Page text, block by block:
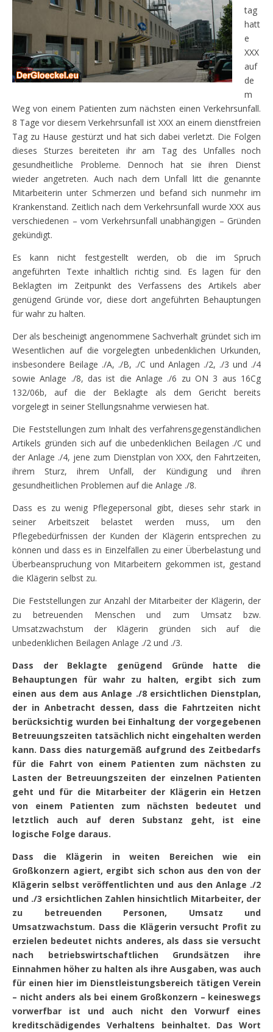
tag
hatt
e
XXX
auf
de
m
Weg von einem Patienten zum nächsten einen Verkehrsunfall.
8 Tage vor diesem Verkehrsunfall ist XXX an einem dienstfreien
Tag zu Hause gestürzt und hat sich dabei verletzt. Die Folgen
dieses Sturzes bereiteten ihr am Tag des Unfalles noch
gesundheitliche Probleme. Dennoch hat sie ihren Dienst
wieder angetreten. Auch nach dem Unfall litt die genannte
Mitarbeiterin unter Schmerzen und befand sich nunmehr im
Krankenstand. Zeitlich nach dem Verkehrsunfall wurde XXX aus
verschiedenen – vom Verkehrsunfall unabhängigen – Gründen
gekündigt.
Es kann nicht festgestellt werden, ob die im Spruch
angeführten Texte inhaltlich richtig sind. Es lagen für den
Beklagten im Zeitpunkt des Verfassens des Artikels aber
genügend Gründe vor, diese dort angeführten Behauptungen
für wahr zu halten.
Der als bescheinigt angenommene Sachverhalt gründet sich im
Wesentlichen auf die vorgelegten unbedenklichen Urkunden,
insbesondere Beilage ./A, ./B, ./C und Anlagen ./2, ./3 und ./4
sowie Anlage ./8, das ist die Anlage ./6 zu ON 3 aus 16Cg
132/06b, auf die der Beklagte als dem Gericht bereits
vorgelegt in seiner Stellungsnahme verwiesen hat.
Die Feststellungen zum Inhalt des verfahrensgegenständlichen
Artikels gründen sich auf die unbedenklichen Beilagen ./C und
der Anlage ./4, jene zum Dienstplan von XXX, den Fahrtzeiten,
ihrem Sturz, ihrem Unfall, der Kündigung und ihren
gesundheitlichen Problemen auf die Anlage ./8.
Dass es zu wenig Pflegepersonal gibt, dieses sehr stark in
seiner Arbeitszeit belastet werden muss, um den
Pflegebedürfnissen der Kunden der Klägerin entsprechen zu
können und dass es in Einzelfällen zu einer Überbelastung und
Überbeanspruchung von Mitarbeitern gekommen ist, gestand
die Klägerin selbst zu.
Die Feststellungen zur Anzahl der Mitarbeiter der Klägerin, der
zu betreuenden Menschen und zum Umsatz bzw.
Umsatzwachstum der Klägerin gründen sich auf die
unbedenklichen Beilagen Anlage ./2 und ./3.
Dass der Beklagte genügend Gründe hatte die
Behauptungen für wahr zu halten, ergibt sich zum
einen aus dem aus Anlage ./8 ersichtlichen Dienstplan,
der in Anbetracht dessen, dass die Fahrtzeiten nicht
berücksichtig wurden bei Einhaltung der vorgegebenen
Betreuungszeiten tatsächlich nicht eingehalten werden
kann. Dass dies naturgemäß aufgrund des Zeitbedarfs
für die Fahrt von einem Patienten zum nächsten zu
Lasten der Betreuungszeiten der einzelnen Patienten
geht und für die Mitarbeiter der Klägerin ein Hetzen
von einem Patienten zum nächsten bedeutet und
letztlich auch auf deren Substanz geht, ist eine
logische Folge daraus.
Dass die Klägerin in weiten Bereichen wie ein
Großkonzern agiert, ergibt sich schon aus den von der
Klägerin selbst veröffentlichten und aus den Anlage ./2
und ./3 ersichtlichen Zahlen hinsichtlich Mitarbeiter, der
zu betreuenden Personen, Umsatz und
Umsatzwachstum. Dass die Klägerin versucht Profit zu
erzielen bedeutet nichts anderes, als dass sie versucht
nach betriebswirtschaftlichen Grundsätzen ihre
Einnahmen höher zu halten als ihre Ausgaben, was auch
für einen hier im Dienstleistungsbereich tätigen Verein
– nicht anders als bei einem Großkonzern – keineswegs
vorwerfbar ist und auch nicht den Vorwurf eines
kreditschädigendes Verhaltens beinhaltet. Das Wort